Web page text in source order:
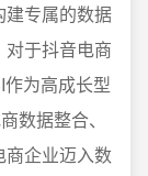
建专属的数据
于抖音电商
为高成长型
数据整合、
商企业迈入数